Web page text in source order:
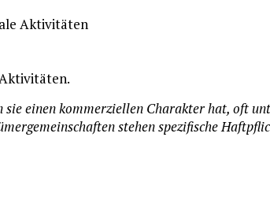
Aktivitäten
sie einen kommerziellen Charakter hat, oft
stehen spezifische